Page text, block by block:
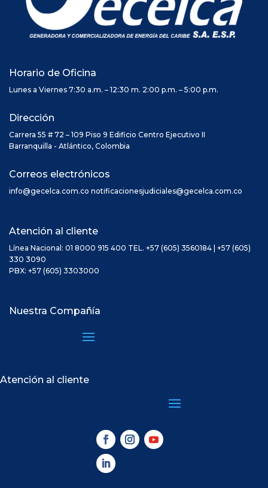
Horario de Oficina
Lunes a Viernes 7:30 a.m. – 12:30 m. 2:00 p.m. – 5:00 p.m.
Dirección
Carrera 55 # 72 – 109 Piso 9 Edificio Centro Ejecutivo II
Barranquilla - Atlántico, Colombia
Correos electrónicos
info@gecelca.com.co notificacionesjudiciales@gecelca.com.co
Atención al cliente
Línea Nacional: 01 8000 915 400 TEL. +57 (605) 3560184 | +57 (605)
330 3090
PBX: +57 (605) 3303000
Nuestra Compañía
Atención al cliente